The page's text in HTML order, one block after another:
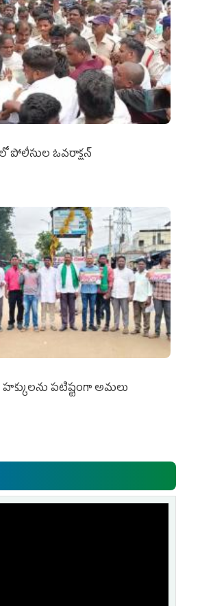
పోలీసుల ఓవ‌రాక్ష‌న్‌
పటిష్టంగా అమలు